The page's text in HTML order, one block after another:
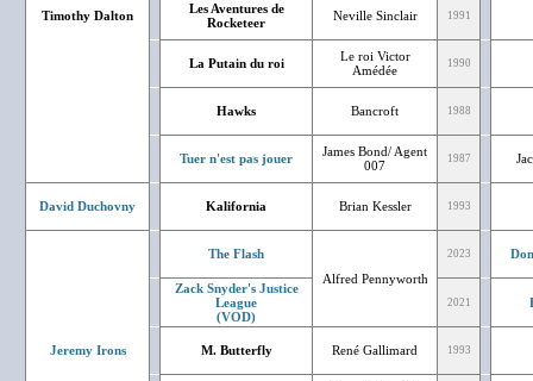
Timothy Dalton
Les Aventures de
Rocketeer
Neville Sinclair 1991
La Putain du roi
Le roi Victor
Amédée
1990
Hawks Bancroft 1988
Tuer n'est pas jouer
James Bond/ Agent
007
1987
David Duchovny Kalifornia Brian Kessler 1993
Jeremy Irons
The Flash
Alfred Pennyworth
2023
Zack Snyder's Justice
League
(VOD)
2021
M. Butterfly René Gallimard 1993